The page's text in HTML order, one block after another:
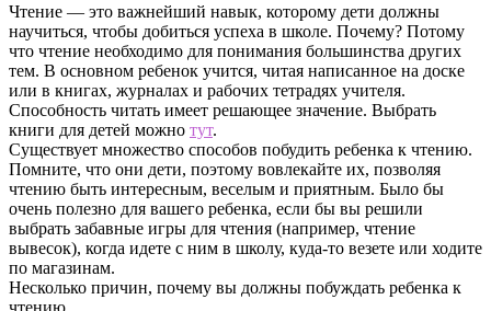
Чтение — это важнейший навык, которому дети должны
научиться, чтобы добиться успеха в школе. Почему? Потому
что чтение необходимо для понимания большинства других
тем. В основном ребенок учится, читая написанное на доске
или в книгах, журналах и рабочих тетрадях учителя.
Способность читать имеет решающее значение. Выбрать
книги для детей можно тут.
Существует множество способов побудить ребенка к чтению.
Помните, что они дети, поэтому вовлекайте их, позволяя
чтению быть интересным, веселым и приятным. Было бы
очень полезно для вашего ребенка, если бы вы решили
выбрать забавные игры для чтения (например, чтение
вывесок), когда идете с ним в школу, куда-то везете или ходите
по магазинам.
Несколько причин, почему вы должны побуждать ребенка к
чтению